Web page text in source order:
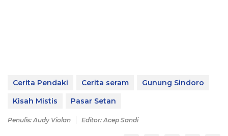
Cerita Pendaki Cerita seram
Gunung Sindoro
Kisah Mistis
Pasar Setan
Penulis: Audy Violan Editor: Acep Sandi